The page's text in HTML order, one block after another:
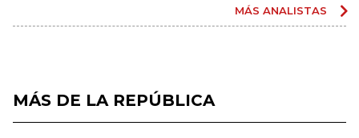
MÁS ANALISTAS
MÁS DE LA REPÚBLICA